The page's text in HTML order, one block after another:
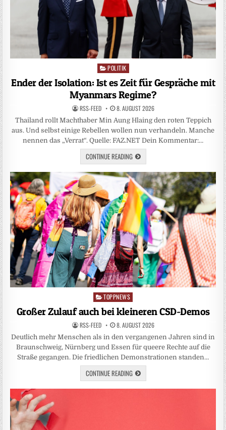
Posted
in
POLITIK
Ender der Isolation: Ist es Zeit für Gespräche mit
Myanmars Regime?
RSS-FEED 8. AUGUST 2026
Thailand rollt Machthaber Min Aung Hlaing den roten Teppich
aus. Und selbst einige Rebellen wollen nun verhandeln. Manche
nennen das „Verrat“. Quelle: FAZ.NET Dein Kommentar:…
CONTINUE READING
Posted
in
TOPPNEWS
Großer Zulauf auch bei kleineren CSD-Demos
RSS-FEED 8. AUGUST 2026
Deutlich mehr Menschen als in den vergangenen Jahren sind in
Braunschweig, Nürnberg und Essen für queere Rechte auf die
Straße gegangen. Die friedlichen Demonstrationen standen…
CONTINUE READING